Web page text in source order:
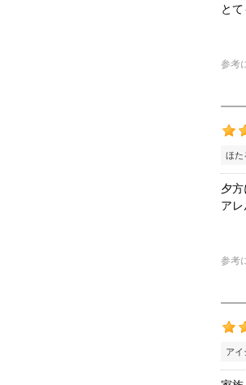
と
参考
ほ
夕方
ア
参考
ア